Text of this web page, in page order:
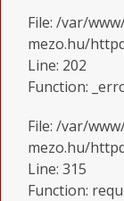
File: /var/
mezo.hu/
Line: 202
Function:
File: /var/
mezo.hu/
Line: 315
Function: